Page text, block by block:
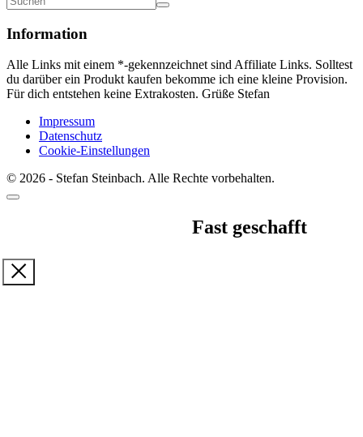
Information
Alle Links mit einem *-gekennzeichnet sind Affiliate Links. Solltest
du darüber ein Produkt kaufen bekomme ich eine kleine Provision.
Für dich entstehen keine Extrakosten. Grüße Stefan
Impressum
Datenschutz
Cookie-Einstellungen
© 2026 - Stefan Steinbach. Alle Rechte vorbehalten.
Fast geschafft